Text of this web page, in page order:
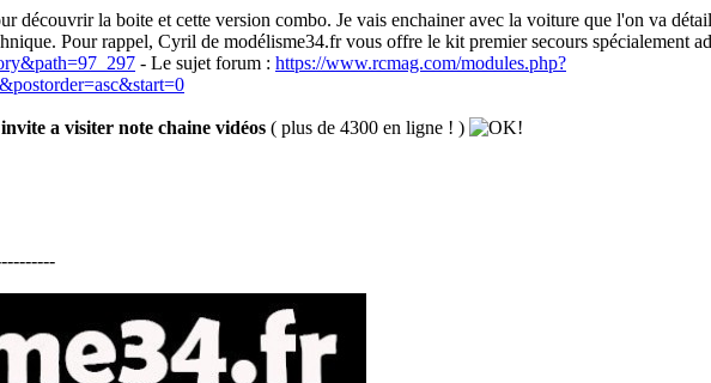
la boite et cette version combo. Je vais enchainer avec la voiture que l'on va
Pour rappel, Cyril de modélisme34.fr vous offre le kit premier secours spécialement
- Le sujet forum : https://www.rcmag.com/modules.php?
a visiter note chaine vidéos ( plus de 4300 en ligne ! )